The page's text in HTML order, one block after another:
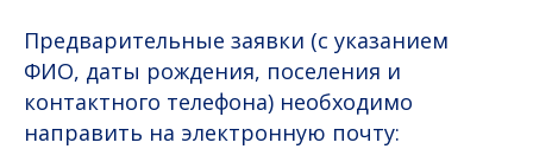
Предварительные заявки (с указанием
ФИО, даты рождения, поселения и
контактного телефона) необходимо
направить на электронную почту: